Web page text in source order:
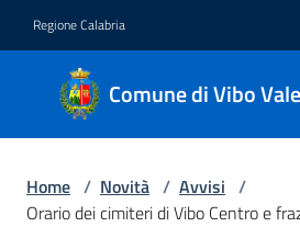
Regione Calabria
Comune di Vibo
Comune
di Vibo
Valentia
Home / Novità / Avvisi /
Orario dei cimiteri di Vibo Centro e